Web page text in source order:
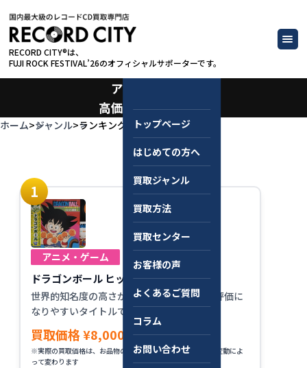
RECORD CITY®は、
FUJI ROCK FESTIVAL’26のオフィシャルサポーターです。
トップページ
はじめての方へ
買取ジャンル
買取方法
買取センター
お客様の声
よくあるご質問
コラム
お問い合わせ
アニメ・ゲーム
高価買取ランキング
ホーム>ジャンル>ランキング
アニメ・ゲーム
ドラゴンボール ヒット曲集 / アニメ音楽
世界的知名度の高さから、国内盤LPでも高評価に
なりやすいタイトルです。
買取価格 ¥8,000
※実際の買取価格は、お品物の状態、付属品の有無、市場の変動によ
って変わります